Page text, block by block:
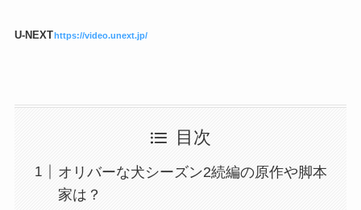
U-NEXThttps://video.unext.jp/
目次
オリバーな犬シーズン2続編の原作や脚本
家は？